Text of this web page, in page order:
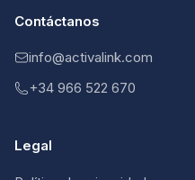
Contáctanos
info@activalink.com
+34 966 522 670
Legal